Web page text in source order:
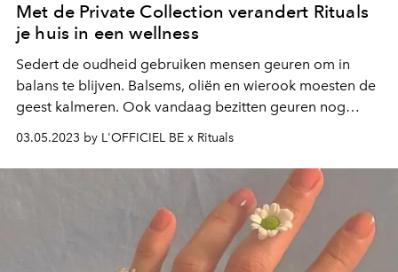
Met de Private Collection verandert Rituals
je huis in een wellness
Sedert de oudheid gebruiken mensen geuren om in
balans te blijven. Balsems, oliën en wierook moesten de
geest kalmeren. Ook vandaag bezitten geuren nog
steeds die kracht. Sterker nog: ze helpen ons een huis in
een thuis te transformeren waar je volledig tot rust komt
met persoonlijke geuren.
03.05.2023 by L'OFFICIEL BE x Rituals